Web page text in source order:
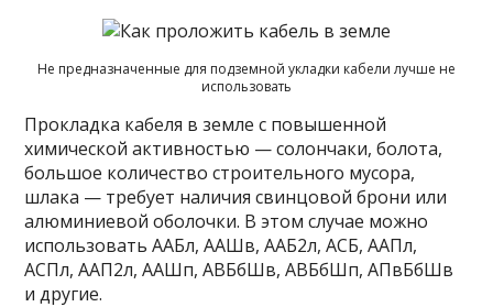
Не предназначенные для подземной укладки кабели лучше не
использовать
Прокладка кабеля в земле с повышенной
химической активностью — солончаки, болота,
большое количество строительного мусора,
шлака — требует наличия свинцовой брони или
алюминиевой оболочки. В этом случае можно
использовать ААБл, ААШв, ААБ2л, АСБ, ААПл,
АСПл, ААП2л, ААШп, АВБбШв, АВБбШп, АПвБбШв
и другие.